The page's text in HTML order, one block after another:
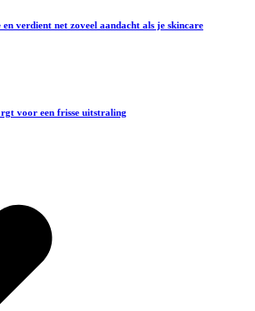
en verdient net zoveel aandacht als je skincare
voor een frisse uitstraling